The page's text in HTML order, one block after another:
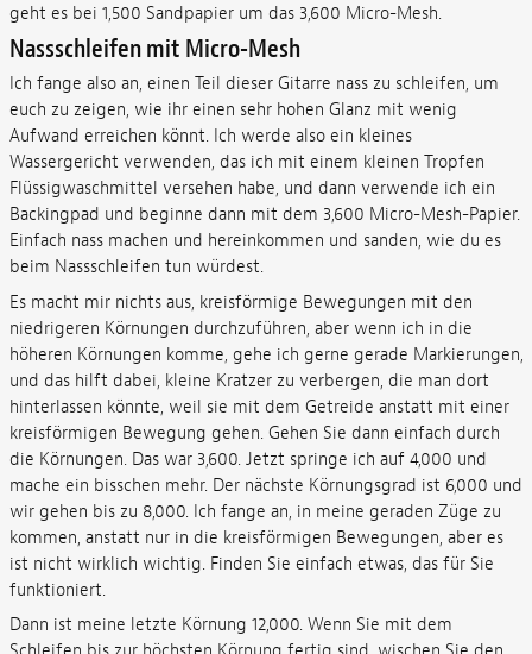
geht es bei 1,500 Sandpapier um das 3,600 Micro-Mesh.
Nassschleifen mit Micro-Mesh
Ich fange also an, einen Teil dieser Gitarre nass zu schleifen, um
euch zu zeigen, wie ihr einen sehr hohen Glanz mit wenig
Aufwand erreichen könnt. Ich werde also ein kleines
Wassergericht verwenden, das ich mit einem kleinen Tropfen
Flüssigwaschmittel versehen habe, und dann verwende ich ein
Backingpad und beginne dann mit dem 3,600 Micro-Mesh-Papier.
Einfach nass machen und hereinkommen und sanden, wie du es
beim Nassschleifen tun würdest.
Es macht mir nichts aus, kreisförmige Bewegungen mit den
niedrigeren Körnungen durchzuführen, aber wenn ich in die
höheren Körnungen komme, gehe ich gerne gerade Markierungen,
und das hilft dabei, kleine Kratzer zu verbergen, die man dort
hinterlassen könnte, weil sie mit dem Getreide anstatt mit einer
kreisförmigen Bewegung gehen. Gehen Sie dann einfach durch
die Körnungen. Das war 3,600. Jetzt springe ich auf 4,000 und
mache ein bisschen mehr. Der nächste Körnungsgrad ist 6,000 und
wir gehen bis zu 8,000. Ich fange an, in meine geraden Züge zu
kommen, anstatt nur in die kreisförmigen Bewegungen, aber es
ist nicht wirklich wichtig. Finden Sie einfach etwas, das für Sie
funktioniert.
Dann ist meine letzte Körnung 12,000. Wenn Sie mit dem